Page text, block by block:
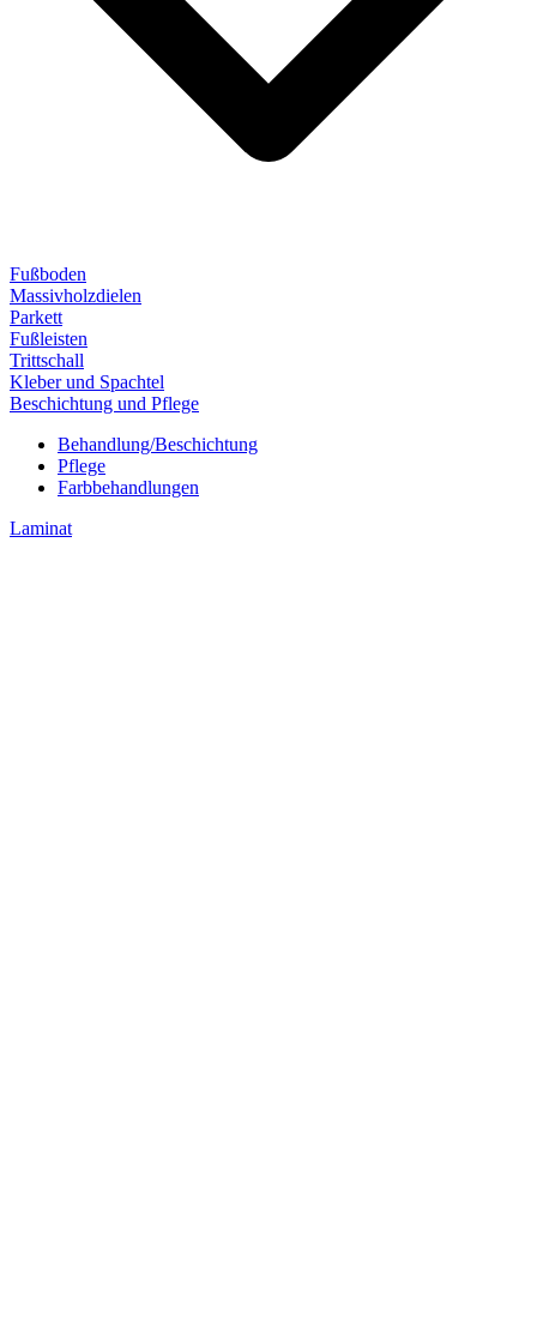
Fußboden
Massivholzdielen
Parkett
Fußleisten
Trittschall
Kleber und Spachtel
Beschichtung und Pflege
Behandlung/Beschichtung
Pflege
Farbbehandlungen
Laminat